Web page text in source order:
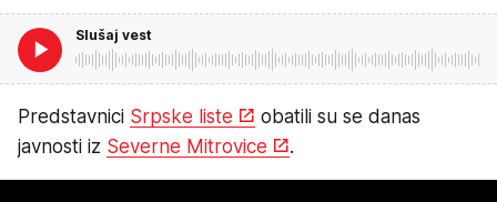
Slušaj vest
Predstavnici Srpske liste
obatili su se danas
javnosti iz Severne Mitrovice .